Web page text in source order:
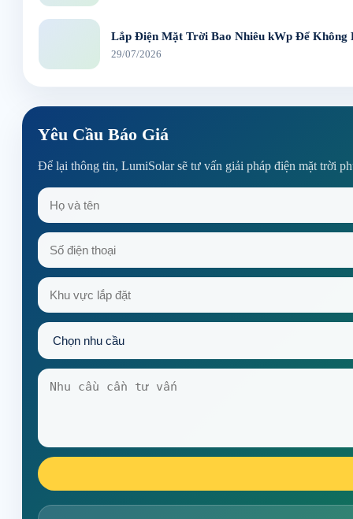
Lắp Điện Mặt Trời Bao Nhiêu kWp Để Không
29/07/2026
Yêu Cầu Báo Giá
Để lại thông tin, LumiSolar sẽ tư vấn giải pháp điện mặt trời